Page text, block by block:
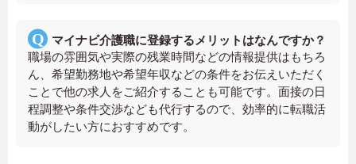
マイナビ介護職に登録するメリットはなんですか？
職場の雰囲気や実際の残業時間などの情報提供はもちろ
ん、希望勤務地や希望年収などの条件をお伝えいただく
ことで他の求人をご紹介することも可能です。面接の日
程調整や条件交渉なども代行するので、効率的に転職活
動がしたい方におすすめです。